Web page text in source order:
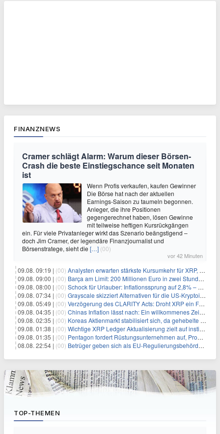
FINANZNEWS
Cramer schlägt Alarm: Warum dieser Börsen-
Crash die beste Einstiegschance seit Monaten
ist
Wenn Profis verkaufen, kaufen Gewinner
Die Börse hat nach der aktuellen
Earnings-Saison zu taumeln begonnen.
Anleger, die ihre Positionen
gegengerechnet haben, lösen Gewinne
mit teilweise heftigen Kursrückgängen
ein. Für viele Privatanleger wirkt das Szenario beängstigend –
doch Jim Cramer, der legendäre Finanzjournalist und
Börsenstratege, sieht die […] (00)
vor 42 Minuten
09.08. 09:19 | (00) Analysten erwarten stärkste Kursumkehr für XRP, während Polymarket skeptisch bleibt
09.08. 09:00 | (00) Barça am Limit: 200 Millionen Euro in zwei Stunden – warum dieser Schuldentrip hochgefährlich wird
09.08. 08:00 | (00) Schock für Urlauber: Inflationssprung auf 2,8% – Diese Preise explodieren jetzt
09.08. 07:34 | (00) Grayscale skizziert Alternativen für die US-Kryptoindustrie ohne CLARITY Act
09.08. 05:49 | (00) Verzögerung des CLARITY Acts: Droht XRP ein Fall unter die $1-Marke?
09.08. 04:35 | (00) Chinas Inflation lässt nach: Ein willkommenes Zeichen für Investoren angesichts der Folgen des Öl-Schocks
09.08. 02:35 | (00) Koreas Aktienmarkt stabilisiert sich, da gehebelte Positionen abgebaut werden
09.08. 01:38 | (00) Wichtige XRP Ledger Aktualisierung zielt auf institutionelle Akzeptanz ab
09.08. 01:35 | (00) Pentagon fordert Rüstungsunternehmen auf, Produktion angesichts eskalierender globaler Spannungen zu steigern
08.08. 22:54 | (00) Betrüger geben sich als EU-Regulierungsbehörden aus, um Krypto-Nutzer nach MiCA-Deadline ins Visier zu nehmen
TOP-THEMEN